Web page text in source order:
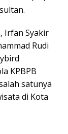
Irfan Syakir
Rudi
KPBPB
satunya
di Kota